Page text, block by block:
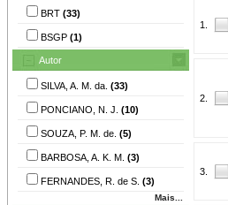
BRT (33)
BSGP (1)
Autor
SILVA, A. M. da. (33)
PONCIANO, N. J. (10)
SOUZA, P. M. de. (5)
BARBOSA, A. K. M. (3)
FERNANDES, R. de S. (3)
Mais...
1.
2.
3.